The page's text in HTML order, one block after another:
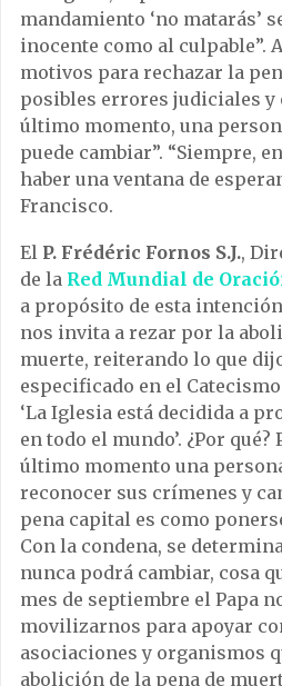
mandamiento ‘no matarás’
inocente como al culpable”.
motivos para rechazar la
posibles errores judiciales y
último momento, una
puede cambiar”. “Siempre,
haber una ventana de
Francisco.
El P. Frédéric Fornos S.J.,
de la Red Mundial de
a propósito de esta
nos invita a rezar por la
muerte, reiterando lo que
especificado en el
‘La Iglesia está decidida a
en todo el mundo’. ¿Por
último momento una
reconocer sus crímenes y
pena capital es como
Con la condena, se
nunca podrá cambiar, cosa
mes de septiembre el Papa
movilizarnos para apoyar
asociaciones y organismos
abolición de la pena de